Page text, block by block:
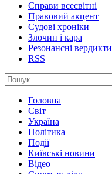
Справи всесвітні
Правовий акцент
Судові хроніки
Злочин і кара
Резонансні вердикти
RSS
Головна
Світ
Україна
Політика
Події
Київські новини
Відео